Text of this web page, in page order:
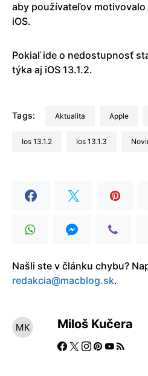
aby používateľov
iOS.
Pokiaľ ide o nedostupnosť
týka aj iOS 13.1.2.
Tags: aktualita Apple
ios 13.1.2 ios 13.1.3
Našli ste v článku chybu?
redakcia@macblog.sk.
Miloš Kučera